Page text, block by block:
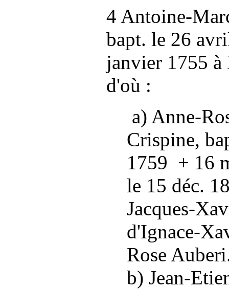
4 Antoine-
bapt. le 26
janvier 1755 à
d'où :
a) Anne-
Crispine,
1759 + 16
le 15 déc.
Jacques-
d'Ignace-
Rose
b) Jean-